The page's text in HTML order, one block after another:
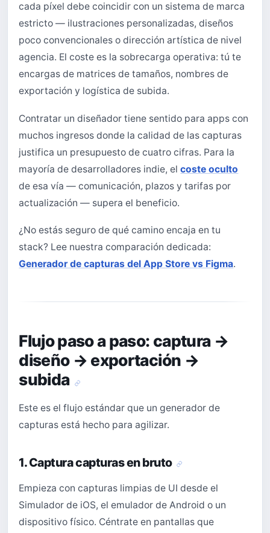
cada píxel debe coincidir con un sistema de marca
estricto — ilustraciones personalizadas, diseños
poco convencionales o dirección artística de nivel
agencia. El coste es la sobrecarga operativa: tú te
encargas de matrices de tamaños, nombres de
exportación y logística de subida.
Contratar un diseñador tiene sentido para apps con
muchos ingresos donde la calidad de las capturas
justifica un presupuesto de cuatro cifras. Para la
mayoría de desarrolladores indie, elcoste oculto
de esa vía — comunicación, plazos y tarifas por
actualización — supera el beneficio.
¿No estás seguro de qué camino encaja en tu
stack? Lee nuestra comparación dedicada:
Generador de capturas del App Store vs Figma.
Flujo paso a paso: captura →
diseño → exportación →
subida
Este es el flujo estándar que un generador de
capturas está hecho para agilizar.
1. Captura capturas en bruto
Empieza con capturas limpias de UI desde el
Simulador de iOS, el emulador de Android o un
dispositivo físico. Céntrate en pantallas que